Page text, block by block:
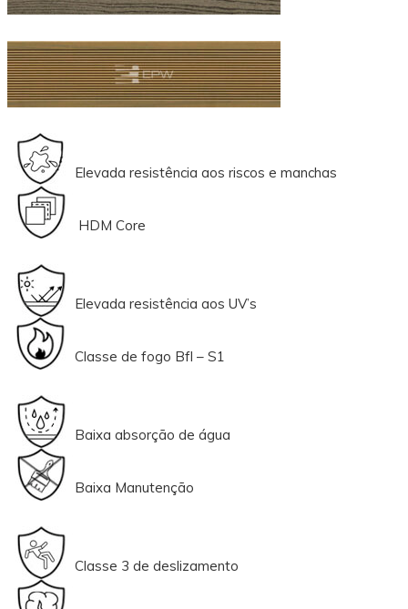
Elevada resistência aos riscos e manchas
HDM Core
Elevada resistência aos UV’s
Classe de fogo Bfl – S1
Baixa absorção de água
Baixa Manutenção
Classe 3 de deslizamento